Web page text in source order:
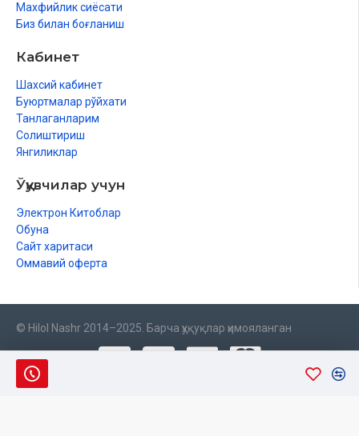
Махфийлик сиёсати
Биз билан боғланиш
Кабинет
Шахсий кабинет
Буюртмалар рўйхати
Танлаганларим
Солиштириш
Янгиликлар
Ўқувчилар учун
Электрон Китоблар
Обуна
Сайт харитаси
Оммавий оферта
© Hilol Nashr 2014–2025. Барча ҳуқуқлар ҳимояланган